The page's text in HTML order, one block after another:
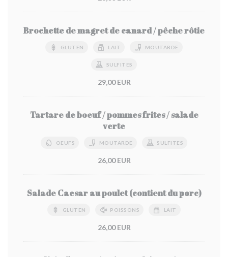
Brochette de magret de canard / pêche rôtie
GLUTEN LAIT MOUTARDE
SULFITES
29,00 EUR
Tartare de boeuf / pommes frites / salade
verte
OEUFS MOUTARDE SULFITES
26,00 EUR
Salade Caesar au poulet (contient du porc)
GLUTEN POISSONS LAIT
26,00 EUR